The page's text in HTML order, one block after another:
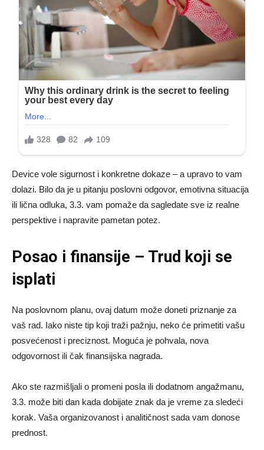
Device vole sigurnost i konkretne dokaze – a upravo to vam
dolazi. Bilo da je u pitanju poslovni odgovor, emotivna situacija
ili lična odluka, 3.3. vam pomaže da sagledate sve iz realne
perspektive i napravite pametan potez.
Posao i finansije – Trud koji se
isplati
Na poslovnom planu, ovaj datum može doneti priznanje za
vaš rad. Iako niste tip koji traži pažnju, neko će primetiti vašu
posvećenost i preciznost. Moguća je pohvala, nova
odgovornost ili čak finansijska nagrada.
Ako ste razmišljali o promeni posla ili dodatnom angažmanu,
3.3. može biti dan kada dobijate znak da je vreme za sledeći
korak. Vaša organizovanost i analitičnost sada vam donose
prednost.